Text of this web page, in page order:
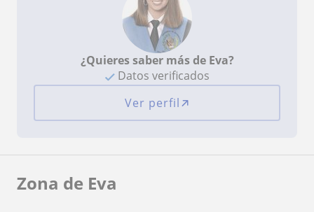
¿Quieres saber más de Eva?
Datos verificados
Ver perfil
Zona de Eva